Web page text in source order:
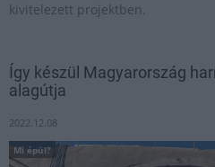
kivitelezett projektben.
Így készül Magyarország
alagútja
2022.12.08
Mi épül?